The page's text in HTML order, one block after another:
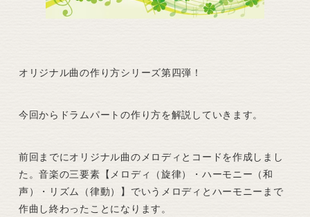
オリジナル曲の作り方シリーズ第四弾！
今回からドラムパートの作り方を解説していきます。
前回までにオリジナル曲のメロディとコードを作成しまし
た。音楽の三要素【メロディ（旋律）・ハーモニー（和
声）・リズム（律動）】でいうメロディとハーモニーまで
作曲し終わったことになります。